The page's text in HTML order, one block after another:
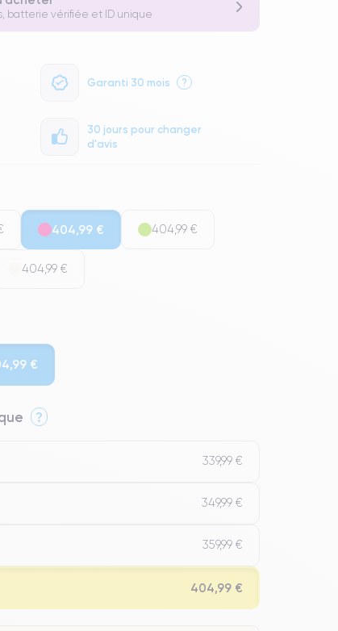
batterie vérifiée et ID unique
Garanti 30 mois ?
30 jours pour changer
d'avis
404,99 € 404,99 €
404,99 €
€
?
339,99 €
349,99 €
359,99 €
404,99 €